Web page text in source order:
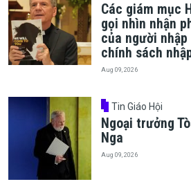
Các giám mục
gọi nhìn nhận
của người
chính sách
Aug 09, 2026
Tin Giáo Hội
Ngoại trưởng
Nga
Aug 09, 2026